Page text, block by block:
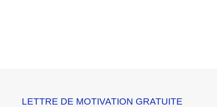
LETTRE DE MOTIVATION GRATUITE